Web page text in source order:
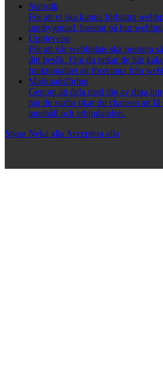
Statistik
För att vi ska kunna förbättra
uppbyggnad, baserat på hur
Upplevelse
För att vår webbplats ska prestera
ditt besök. Om du nekar de här
funktionalitet att försvinna från
Marknadsföring
Genom att dela med dig av dina
när du surfar ökar du chansen att få
innehåll och erbjudanden.
Spara Neka alla Acceptera alla